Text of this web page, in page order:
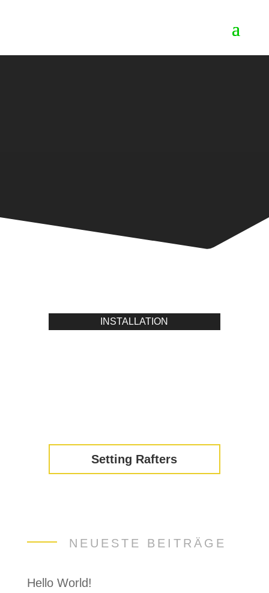
Setting Rafters
INSTALLATION
NEUESTE BEITRÄGE
Hello World!